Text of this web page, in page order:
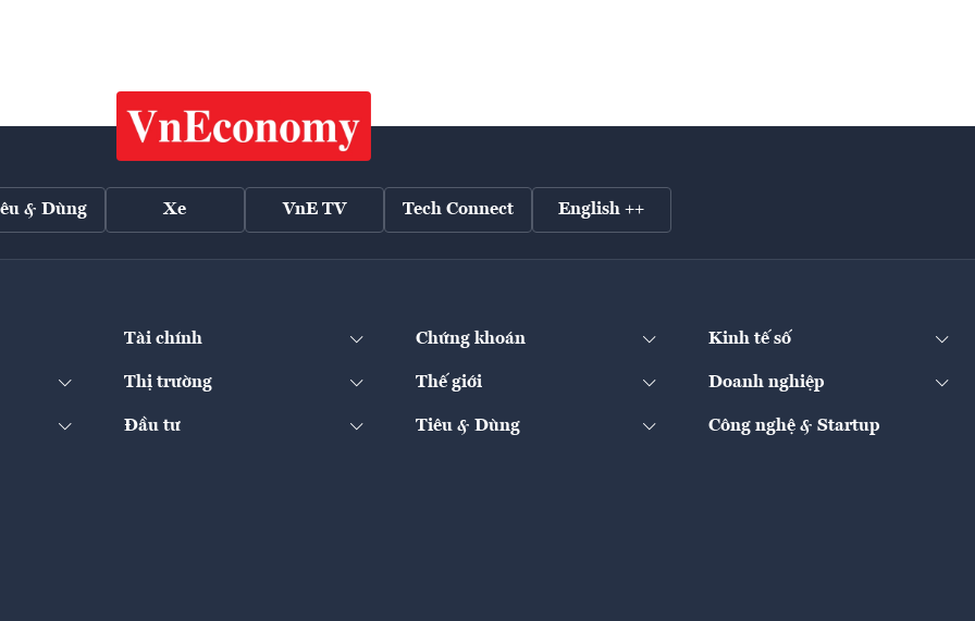
& Dùng Xe VnE TV Tech Connect English ++
Tài chính Chứng khoán Kinh tế số
Thị trường Thế giới Doanh nghiệp
Đầu tư Tiêu & Dùng Công nghệ & Startup